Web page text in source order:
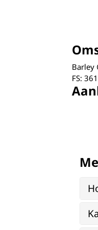
Barley
FS: